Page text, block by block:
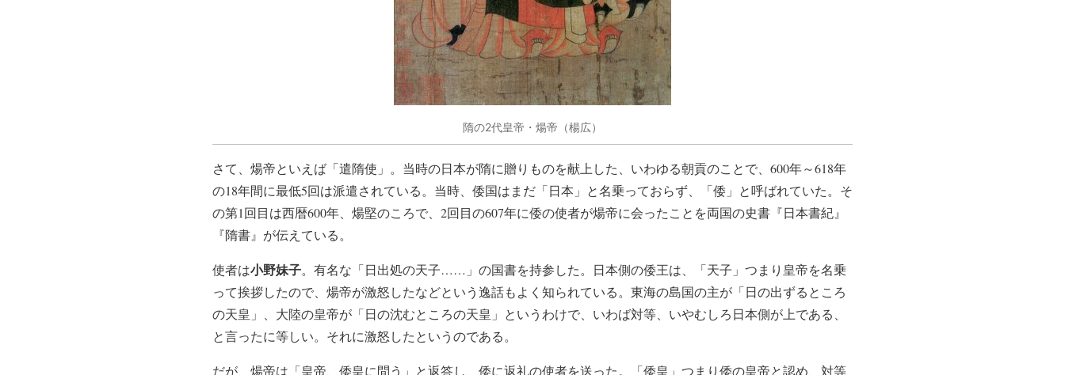
隋の2代皇帝・煬帝（楊広）
さて、煬帝といえば「遣隋使」。当時の日本が隋に贈りものを献上した、いわゆる朝貢のことで、600年～618年
の18年間に最低5回は派遣されている。当時、倭国はまだ「日本」と名乗っておらず、「倭」と呼ばれていた。そ
の第1回目は西暦600年、煬堅のころで、2回目の607年に倭の使者が煬帝に会ったことを両国の史書『日本書紀』
『隋書』が伝えている。
使者は小野妹子。有名な「日出処の天子……」の国書を持参した。日本側の倭王は、「天子」つまり皇帝を名乗
って挨拶したので、煬帝が激怒したなどという逸話もよく知られている。東海の島国の主が「日の出ずるところ
の天皇」、大陸の皇帝が「日の沈むところの天皇」というわけで、いわば対等、いやむしろ日本側が上である、
と言ったに等しい。それに激怒したというのである。
だが、煬帝は「皇帝、倭皇に問う」と返答し、倭に返礼の使者を送った。「倭皇」つまり倭の皇帝と認め、対等